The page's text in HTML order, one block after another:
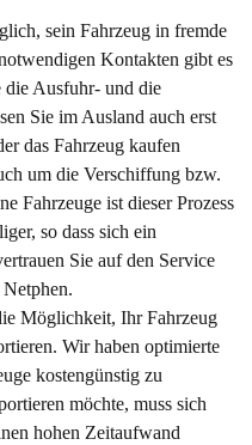
sein Fahrzeug in fremde
Kontakten gibt es
die Ausfuhr- und die
Sie im Ausland auch erst
das Fahrzeug kaufen
um die Verschiffung bzw.
Fahrzeuge ist dieser Prozess
so dass sich ein
Sie auf den Service
Möglichkeit, Ihr Fahrzeug
Wir haben optimierte
kostengünstig zu
möchte, muss sich
hohen Zeitaufwand